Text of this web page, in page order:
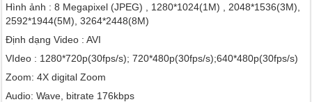
Hình ảnh : 8 Megapixel (JPEG) , 1280*1024(1M) , 2048*1536(3M),
2592*1944(5M), 3264*2448(8M)
Định dạng Video : AVI
VIdeo : 1280*720p(30fps/s); 720*480p(30fps/s);640*480p(30fps/s)
Zoom: 4X digital Zoom
Audio: Wave, bitrate 176kbps